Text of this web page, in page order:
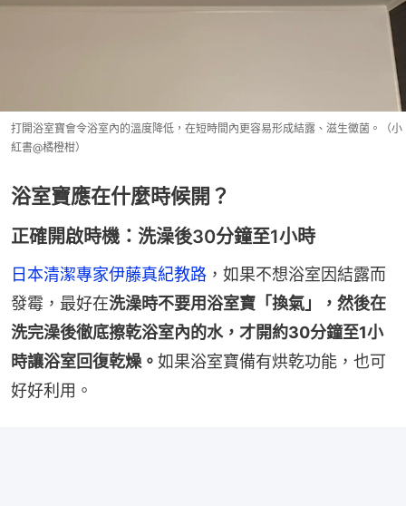
打開浴室寶會令浴室內的溫度降低，在短時間內更容易形成結露、滋生黴菌。（小
紅書@橘橙柑）
浴室寶應在什麼時候開？
正確開啟時機：洗澡後30分鐘至1小時
日本清潔專家伊藤真紀教路 ，如果不想浴室因結露而
發霉，最好在洗澡時不要用浴室寶「換氣」，然後在
洗完澡後徹底擦乾浴室內的水，才開約30分鐘至1小
時讓浴室回復乾燥。 如果浴室寶備有烘乾功能，也可
好好利用。